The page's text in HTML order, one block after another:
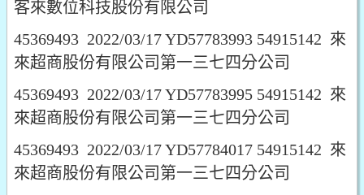
客來數位科技股份有限公司
45369493 2022/03/17 YD57783993 54915142 來
來超商股份有限公司第一三七四分公司
45369493 2022/03/17 YD57783995 54915142 來
來超商股份有限公司第一三七四分公司
45369493 2022/03/17 YD57784017 54915142 來
來超商股份有限公司第一三七四分公司